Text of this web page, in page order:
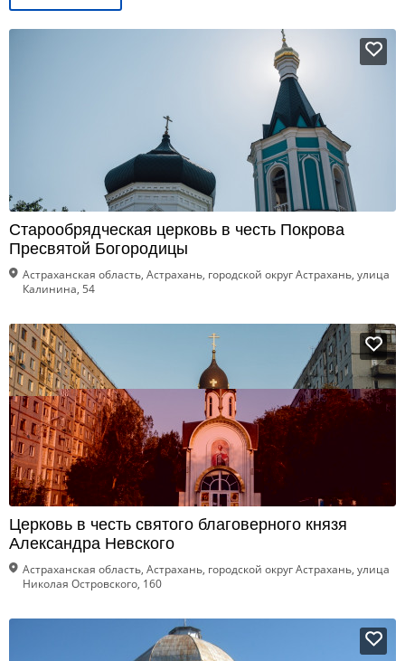
Старообрядческая церковь в честь Покрова
Пресвятой Богородицы
Астраханская область, Астрахань, городской округ Астрахань, улица
Калинина, 54
Церковь в честь святого благоверного князя
Александра Невского
Астраханская область, Астрахань, городской округ Астрахань, улица
Николая Островского, 160